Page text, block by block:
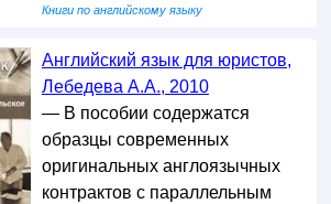
Книги по английскому языку
Английский язык для юристов,
Лебедева А.А., 2010
— В пособии содержатся
образцы современных
оригинальных англоязычных
контрактов с параллельным